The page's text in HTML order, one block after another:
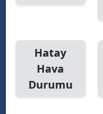
Hatay
Hava
Durumu